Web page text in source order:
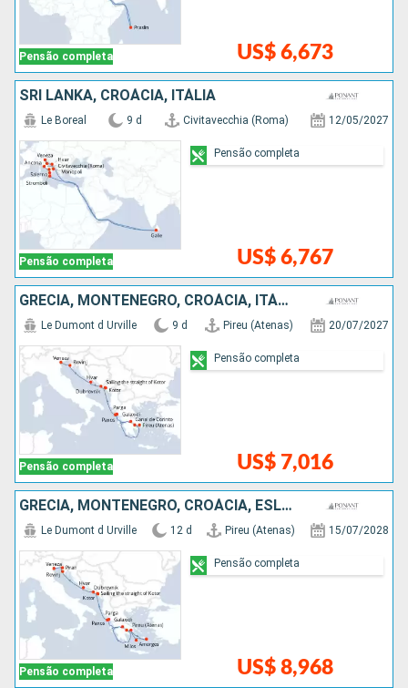
Pensão completa US$ 6,673
SRI LANKA, CROÁCIA, ITÁLIA
Pensão completa
Le Boreal 9 d Civitavecchia (Roma) 12/05/2027
US$ 6,767
Pensão completa
GRÉCIA, MONTENEGRO, CROÁCIA, ITÁLIA
Pensão completa
Le Dumont d Urville 9 d Pireu (Atenas) 20/07/2027
US$ 7,016
Pensão completa
GRÉCIA, MONTENEGRO, CROÁCIA, ESLOVÃNIA, ITÁLIA
Pensão completa
Le Dumont d Urville 12 d Pireu (Atenas) 15/07/2028
US$ 8,968
Pensão completa